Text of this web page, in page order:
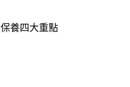
養四大重點